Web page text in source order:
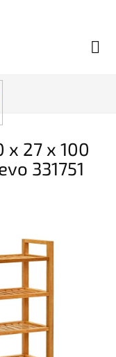
x 27 x 100
331751